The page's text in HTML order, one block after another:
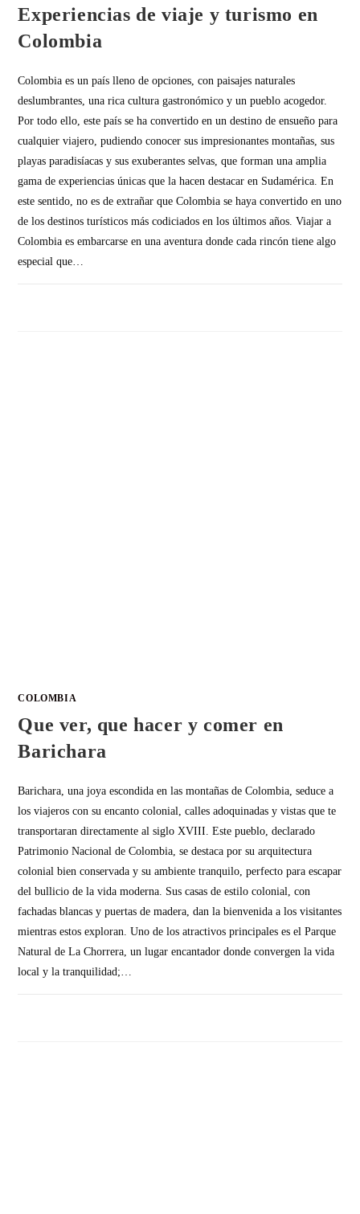
Experiencias de viaje y turismo en
Colombia
Colombia es un país lleno de opciones, con paisajes naturales
deslumbrantes, una rica cultura gastronómico y un pueblo acogedor.
Por todo ello, este país se ha convertido en un destino de ensueño para
cualquier viajero, pudiendo conocer sus impresionantes montañas, sus
playas paradisíacas y sus exuberantes selvas, que forman una amplia
gama de experiencias únicas que la hacen destacar en Sudamérica. En
este sentido, no es de extrañar que Colombia se haya convertido en uno
de los destinos turísticos más codiciados en los últimos años. Viajar a
Colombia es embarcarse en una aventura donde cada rincón tiene algo
especial que…
COLOMBIA
Que ver, que hacer y comer en
Barichara
Barichara, una joya escondida en las montañas de Colombia, seduce a
los viajeros con su encanto colonial, calles adoquinadas y vistas que te
transportaran directamente al siglo XVIII. Este pueblo, declarado
Patrimonio Nacional de Colombia, se destaca por su arquitectura
colonial bien conservada y su ambiente tranquilo, perfecto para escapar
del bullicio de la vida moderna. Sus casas de estilo colonial, con
fachadas blancas y puertas de madera, dan la bienvenida a los visitantes
mientras estos exploran. Uno de los atractivos principales es el Parque
Natural de La Chorrera, un lugar encantador donde convergen la vida
local y la tranquilidad;…